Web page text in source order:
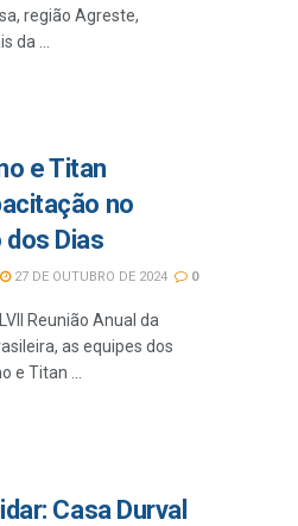
região Agreste,
da ...
e Titan
no
Dias
27 DE OUTUBRO DE 2024 0
Reunião Anual da
as equipes dos
e Titan ...
Casa Durval